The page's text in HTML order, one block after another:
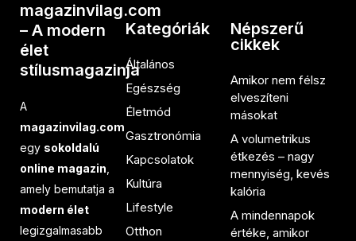
magazinvilag.com
– A modern
élet
stílusmagazinja
A
magazinvilag.com
egy sokoldalú
online magazin
amely bemutatja a
modern élet
legizgalmasabb
Kategóriák
Általános
Egészség
Életmód
Gasztronómia
Kapcsolatok
Kultúra
Lifestyle
Otthon
Népszerű
cikkek
Amikor nem félsz
elveszíteni
másokat
A volumetrikus
étkezés – nagy
mennyiség, kevés
kalória
A mindennapok
értéke, amikor